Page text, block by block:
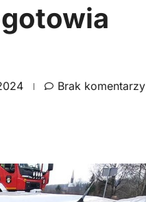
Brak komentarzy